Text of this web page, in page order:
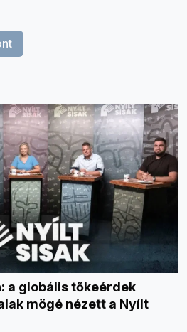
a globális tőkeérdek
mögé nézett a Nyílt